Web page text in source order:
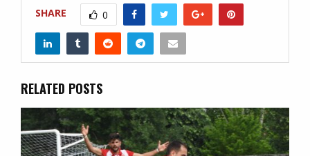
SHARE 0
RELATED POSTS